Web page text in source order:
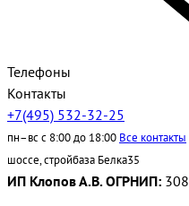
Телефоны
Контакты
+7(495) 532-32-25
пн–вс с 8:00 до 18:00 Все контакты
шоссе, стройбаза Белка35
ИП Клопов А.В. ОГРНИП: